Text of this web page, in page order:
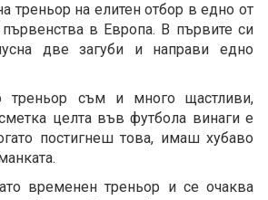
треньор на елитен отбор в едно от
в Европа. В първите си
две загуби и направи едно
треньор съм и много щастливи,
целта във футбола винаги е
постигнеш това, имаш хубаво
временен треньор и се очаква